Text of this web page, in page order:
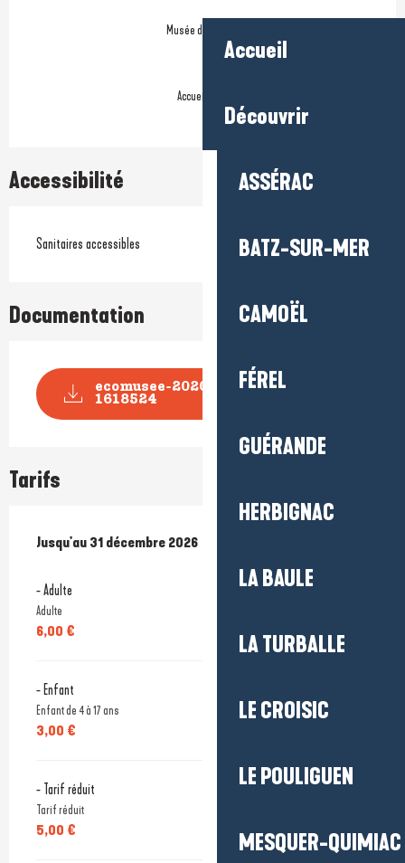
Accueil
Découvrir
ASSÉRAC
BATZ-SUR-MER
CAMOËL
FÉREL
GUÉRANDE
HERBIGNAC
LA BAULE
LA TURBALLE
LE CROISIC
LE POULIGUEN
MESQUER-QUIMIAC
Musée de France
Accueil Vélo
Accessibilité
Sanitaires accessibles
Documentation
ecomusee-2020-ouverture-
1618524
Tarifs
Du7 février 2026au31 décembre 2026
Jusqu'au 31 décembre 2026
- Adulte
Adulte
6,00 €
- Enfant
Enfant de 4 à 17 ans
3,00 €
- Tarif réduit
Tarif réduit
5,00 €